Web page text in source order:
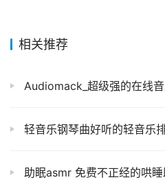
相关推荐
Audiomack_超级强的在线音乐平台，不仅能免费听全
轻音乐钢琴曲好听的轻音乐
助眠asmr 免费不正经的哄